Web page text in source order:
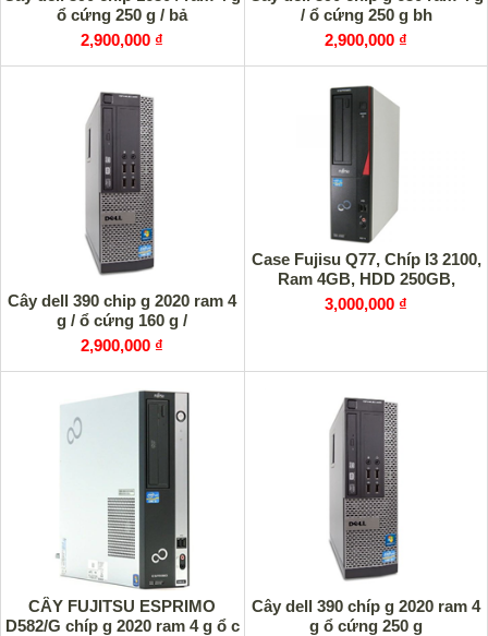
ổ cứng 250 g / bả
2,900,000 ₫
/ ổ cứng 250 g bh
2,900,000 ₫
Cây dell 390 chip g 2020 ram 4
g / ổ cứng 160 g /
2,900,000 ₫
Case Fujisu Q77, Chíp I3 2100,
Ram 4GB, HDD 250GB,
3,000,000 ₫
CÂY FUJITSU ESPRIMO
D582/G chíp g 2020 ram 4 g ổ c
Cây dell 390 chíp g 2020 ram 4
g ổ cứng 250 g